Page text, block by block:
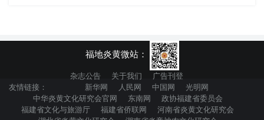
福地炎黄微站：
杂志公告 关于我们
广告刊登
友情链接：
新华网 人民网 中国网
光明网
中华炎黄文化研究会官网
东南网
政协福建省委员会
福建省文化与旅游厅
福建省侨联网
河南省炎黄文化研究会